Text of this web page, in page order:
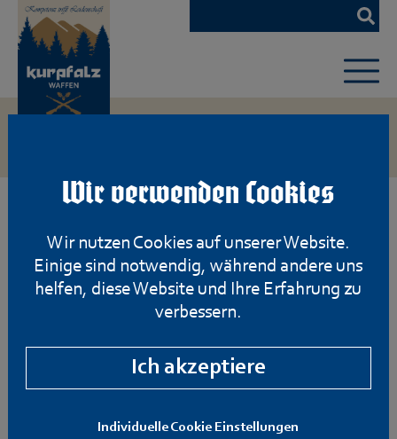
Wir verwenden Cookies
Wir nutzen Cookies auf unserer Website.
Einige sind notwendig, während andere uns
helfen, diese Website und Ihre Erfahrung zu
verbessern.
Ich akzeptiere
Individuelle Cookie Einstellungen
Zum
Hauptinhalt
springen